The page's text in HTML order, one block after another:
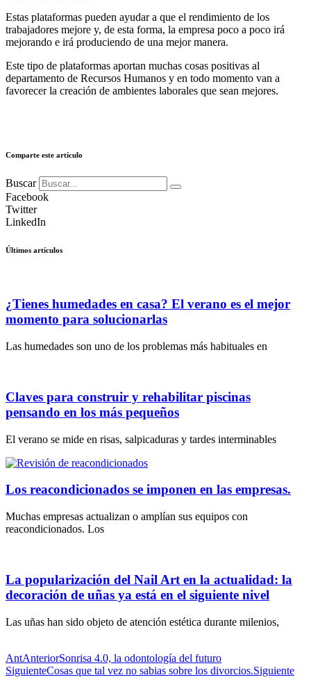
Estas plataformas pueden ayudar a que el rendimiento de los
trabajadores mejore y, de esta forma, la empresa poco a poco irá
mejorando e irá produciendo de una mejor manera.
Este tipo de plataformas aportan muchas cosas positivas al
departamento de Recursos Humanos y en todo momento van a
favorecer la creación de ambientes laborales que sean mejores.
Comparte este artículo
Buscar
Facebook
Twitter
LinkedIn
Últimos artículos
¿Tienes humedades en casa? El verano es el mejor
momento para solucionarlas
Las humedades son uno de los problemas más habituales en
Claves para construir y rehabilitar piscinas
pensando en los más pequeños
El verano se mide en risas, salpicaduras y tardes interminables
Los reacondicionados se imponen en las empresas.
Muchas empresas actualizan o amplían sus equipos con
reacondicionados. Los
La popularización del Nail Art en la actualidad: la
decoración de uñas ya está en el siguiente nivel
Las uñas han sido objeto de atención estética durante milenios,
AntAnteriorSonrisa 4.0, la odontología del futuro
SiguienteCosas que tal vez no sabias sobre los divorcios.Siguiente